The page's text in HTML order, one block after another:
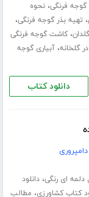
فرنگی،نحوه
، تهیه بذر گوجه فرنگی،
،کاشت گوجه فرنگی
گلخانه،آبیاری گوجه
دانلود کتاب
دلمه ای رنگی،دانلود
کتاب کشاورزی، مطالب